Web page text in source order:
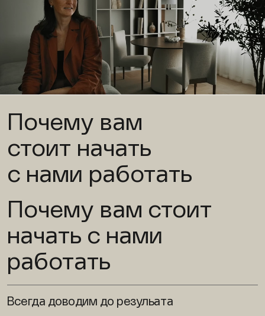
Почему вам
стоит начать
с нами работать
Почему вам стоит
начать с нами
работать
Всегда доводим до резульата